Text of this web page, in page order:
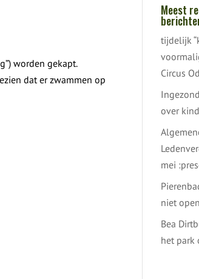
worden gekapt.
dat er zwammen op
Meest
tijdelijk
Circus
over
mei
niet
Bea
het park